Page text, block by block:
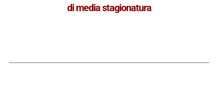
di media stagionatura